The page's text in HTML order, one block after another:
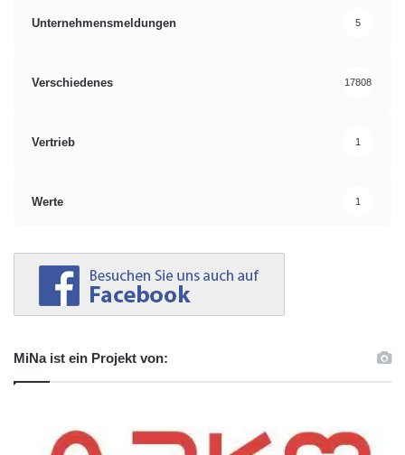
Unternehmensmeldungen 5
Verschiedenes 17808
Vertrieb 1
Werte 1
MiNa ist ein Projekt von: